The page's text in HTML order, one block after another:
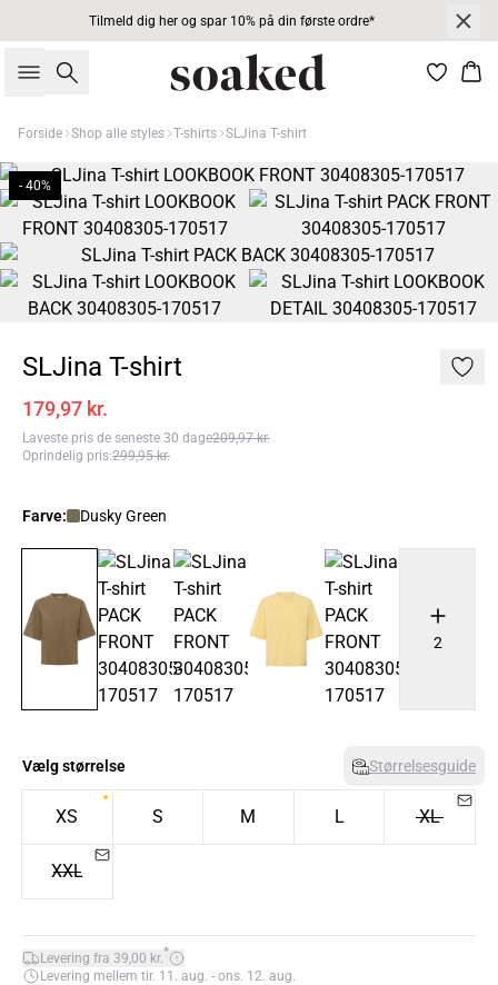
Tilmeld dig her og spar 10% på din første ordre*
Søg
Forside Shop alle styles T-shirts SLJina T-shirt
- 40%
SLJina T-shirt
179,97 kr.
Laveste pris de seneste 30 dage209,97 kr.
Oprindelig pris:299,95 kr.
Farve: Dusky Green
2
Vælg størrelse Størrelsesguide
XS S M L XL
XXL
Levering fra 39,00 kr.*
Levering mellem tir. 11. aug. - ons. 12. aug.